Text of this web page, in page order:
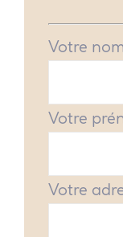
Votre
Votre
Votre